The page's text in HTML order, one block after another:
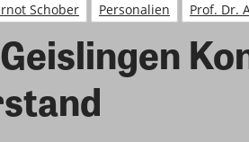
Schober
Personalien Prof. Dr.